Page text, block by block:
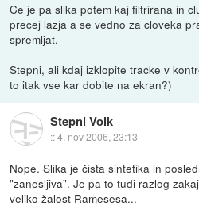
Ce je pa slika potem kaj filtrirana in
precej lazja a se vedno za cloveka
spremljat.
Stepni, ali kdaj izklopite tracke v
to itak vse kar dobite na ekran?)
Stepni Volk
::4. nov 2006, 23:13
Nope. Slika je čista sintetika in
"zanesljiva". Je pa to tudi razlog
veliko žalost Ramesesa...